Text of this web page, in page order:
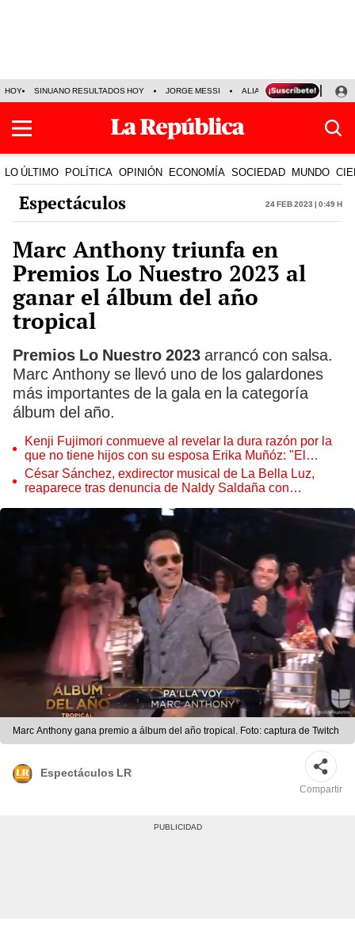
HOY SINUANO RESULTADOS HOY JORGE MESSI ALIANZA LIMA VS SPORT
LO ÚLTIMO POLÍTICA OPINIÓN ECONOMÍA SOCIEDAD MUNDO
Espectáculos 24 Feb 2023 | 0:49 h
Marc Anthony triunfa en
Premios Lo Nuestro 2023 al
ganar el álbum del año
tropical
Premios Lo Nuestro 2023 arrancó con salsa.
Marc Anthony se llevó uno de los galardones
más importantes de la gala en la categoría
álbum del año.
Kenji Fujimori conmueve al revelar la dura razón por la
que no tiene hijos con su esposa Erika Muñóz: "El
proceso judicial"
César Sánchez, exdirector musical de La Bella Luz,
reaparece tras denuncia de Naldy Saldaña con
Marc Anthony gana premio a álbum del año tropical. Foto: captura de Twitch
Espectáculos LR
Compartir